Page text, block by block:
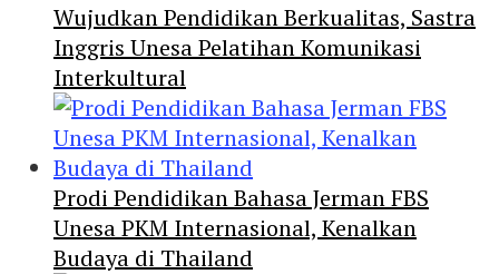
Wujudkan Pendidikan Berkualitas, Sastra
Inggris Unesa Pelatihan Komunikasi
Interkultural
Prodi Pendidikan Bahasa Jerman FBS
Unesa PKM Internasional, Kenalkan
Budaya di Thailand